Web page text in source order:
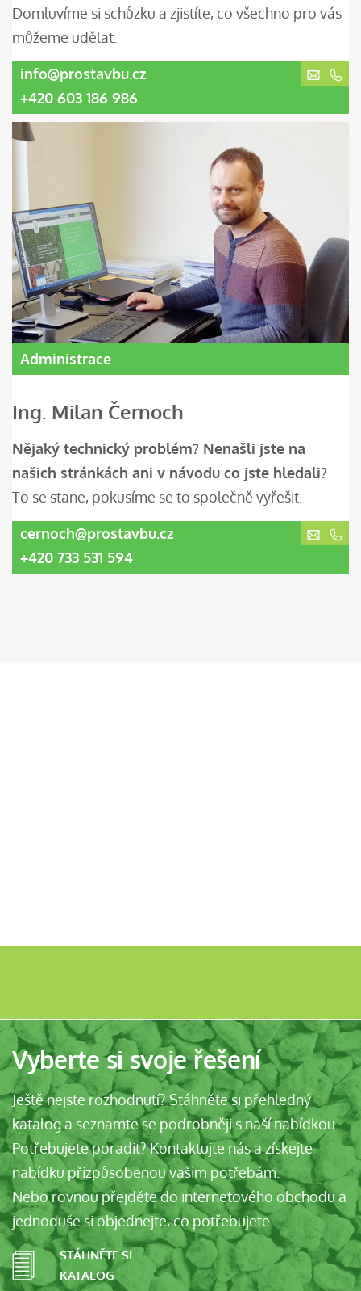
Domluvíme si schůzku a zjistíte, co všechno pro vás
můžeme udělat.
info@prostavbu.cz
+420 603 186 986
Administrace
Ing. Milan Černoch
Nějaký technický problém? Nenašli jste na
našich stránkách ani v návodu co jste hledali?
To se stane, pokusíme se to společně vyřešit.
cernoch@prostavbu.cz
+420 733 531 594
Vyberte si svoje řešení
Ještě nejste rozhodnutí? Stáhněte si přehledný
katalog a seznamte se podrobněji s naší nabídkou.
Potřebujete poradit? Kontaktujte nás a získejte
nabídku přizpůsobenou vašim potřebám.
Nebo rovnou přejděte do internetového obchodu a
jednoduše si objednejte, co potřebujete.
STÁHNĚTE SI
KATALOG